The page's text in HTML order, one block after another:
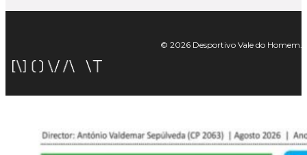
© 2026 Desportivo Vale do Homem.